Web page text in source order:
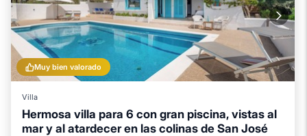
Muy bien valorado
Villa
Hermosa villa para 6 con gran piscina, vistas al
mar y al atardecer en las colinas de San José